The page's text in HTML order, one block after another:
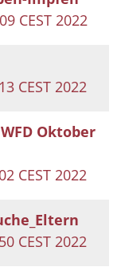
CEST 2022
CEST 2022
Oktober
CEST 2022
CEST 2022